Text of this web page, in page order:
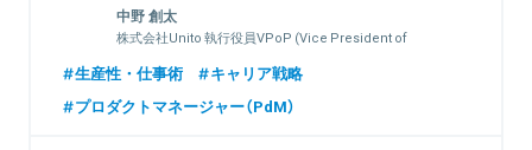
中野 創太
株式会社Unito 執行役員VPoP (Vice President of
生産性・仕事術
キャリア戦略
プロダクトマネージャー（PdM）